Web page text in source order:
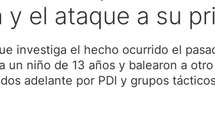
y el ataque a su
investiga el hecho ocurrido el
un niño de 13 años y balearon a
adelante por PDI y grupos